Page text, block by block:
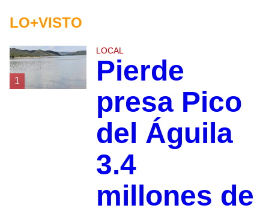
LO+VISTO
1
LOCAL
Pierde
presa Pico
del Águila
3.4
millones de